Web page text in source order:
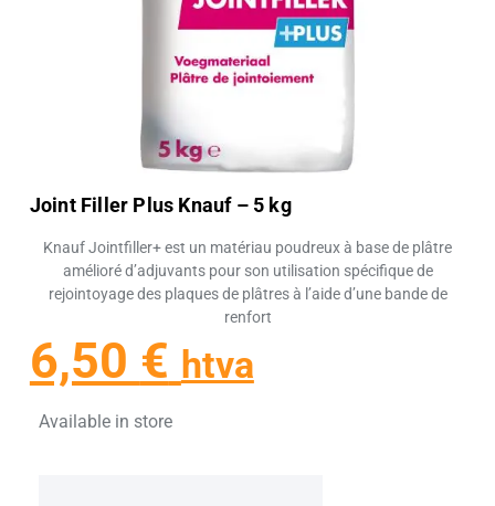
Joint Filler Plus Knauf – 5 kg
Knauf Jointfiller+ est un matériau poudreux à base de plâtre
amélioré d’adjuvants pour son utilisation spécifique de
rejointoyage des plaques de plâtres à l’aide d’une bande de
renfort
6,50 € htva
Available in store